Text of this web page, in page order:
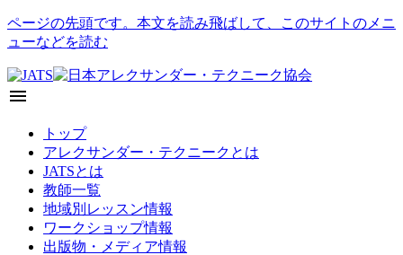
ページの先頭です。本文を読み飛ばして、このサイトのメニ
ューなどを読む
menu
トップ
アレクサンダー・テクニークとは
JATSとは
教師一覧
地域別レッスン情報
ワークショップ情報
出版物・メディア情報